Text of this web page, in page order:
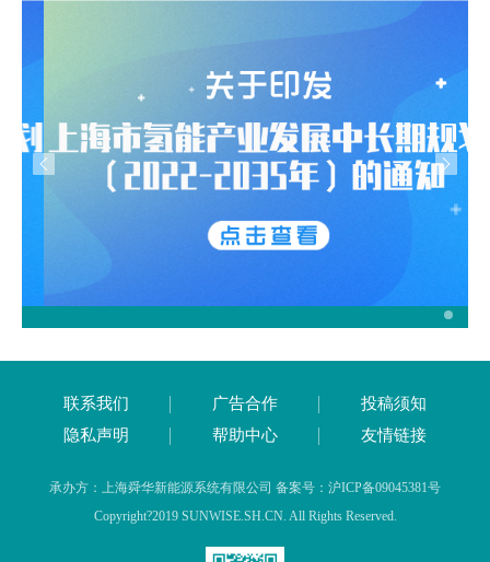
联系我们 广告合作
投稿须知
隐私声明
帮助中心 友情链接
承办方：上海舜华新能源系统有限公司 备案号：沪ICP备09045381号
Copyright?2019 SUNWISE.SH.CN. All Rights Reserved.